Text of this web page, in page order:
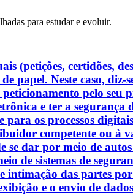
para estudar e evoluir.
(petições,
Neste caso,
peticionamento pelo
e ter a segurança
os processos
competente ou à
se dar por meio de
de sistemas de
das partes
e o envio de